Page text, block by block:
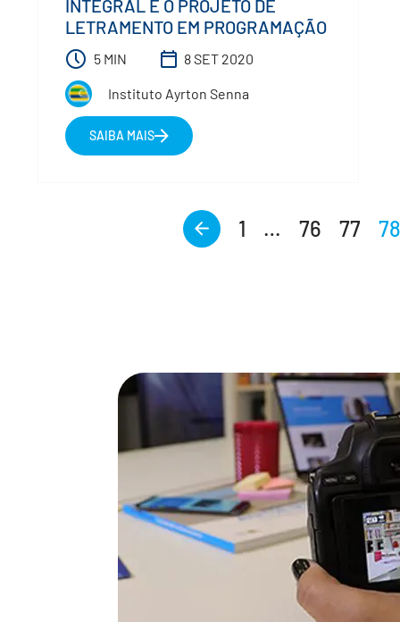
INTEGRAL E O PROJETO DE
LETRAMENTO EM PROGRAMAÇÃO
5 MIN 8 SET 2020
Instituto Ayrton Senna
SAIBA MAIS
< 1 … 76 77 78